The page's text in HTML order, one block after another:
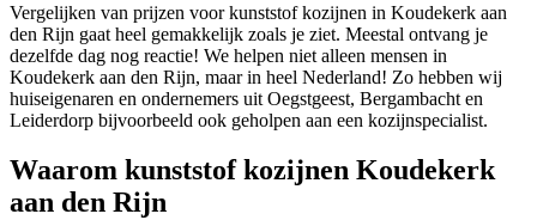
Vergelijken van prijzen voor kunststof kozijnen in Koudekerk aan
den Rijn gaat heel gemakkelijk zoals je ziet. Meestal ontvang je
dezelfde dag nog reactie! We helpen niet alleen mensen in
Koudekerk aan den Rijn, maar in heel Nederland! Zo hebben wij
huiseigenaren en ondernemers uit Oegstgeest, Bergambacht en
Leiderdorp bijvoorbeeld ook geholpen aan een kozijnspecialist.
Waarom kunststof kozijnen Koudekerk
aan den Rijn